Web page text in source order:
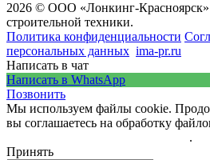
2026 © ООО «Лонкинг-
строительной техники.
Политика конфиденциальности
персональных данных ima-pr.ru
Написать в чат
Написать в WhatsApp
Позвонить
Мы используем файлы cookie.
вы соглашаетесь на обработку
.
Принять